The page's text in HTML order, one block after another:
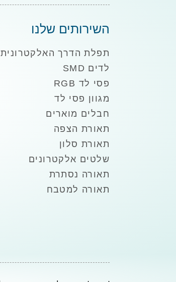
השירותים שלנו
תפלת הדרך האלקטרונית
לדים SMD
פסי לד RGB
מגוון פסי לד
חבלים מוארים
תאורת הצפה
תאורת סלון
שלטים אלקטרונים
תאורה נסתרת
תאורה למטבח